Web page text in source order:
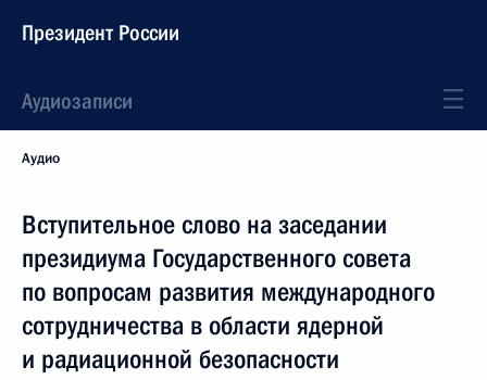
Президент России
Аудиозаписи
Аудио
Вступительное слово на заседании
президиума Государственного совета
по вопросам развития международного
сотрудничества в области ядерной
и радиационной безопасности